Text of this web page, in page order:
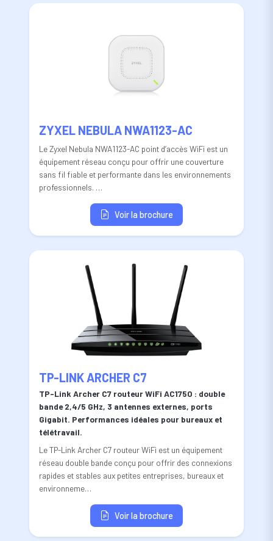
ZYXEL NEBULA NWA1123-AC
Le Zyxel Nebula NWA1123-AC point d’accès WiFi est un
équipement réseau conçu pour offrir une couverture
sans fil fiable et performante dans les environnements
professionnels. …
Voir la brochure
TP-LINK ARCHER C7
TP-Link Archer C7 routeur WiFi AC1750 : double
bande 2,4/5 GHz, 3 antennes externes, ports
Gigabit. Performances idéales pour bureaux et
télétravail.
Le TP-Link Archer C7 routeur WiFi est un équipement
réseau double bande conçu pour offrir des connexions
rapides et stables aux petites entreprises, bureaux et
environneme…
Voir la brochure